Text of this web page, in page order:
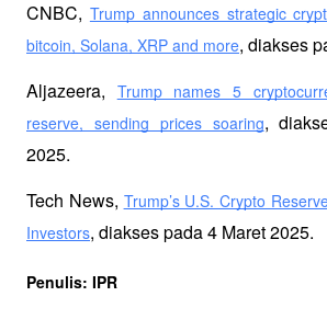
CNBC, Trump announces strategic
bitcoin, Solana, XRP and more, diakses
Aljazeera, Trump names 5
reserve, sending prices soaring,
2025.
Tech News, Trump’s U.S. Crypto
Investors, diakses pada 4 Maret 2025.
Penulis: IPR